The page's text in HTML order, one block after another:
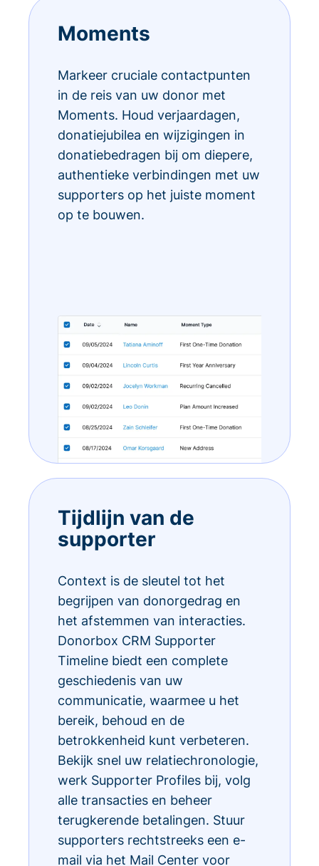
Moments
Markeer cruciale contactpunten
in de reis van uw donor met
Moments. Houd verjaardagen,
donatiejubilea en wijzigingen in
donatiebedragen bij om diepere,
authentieke verbindingen met uw
supporters op het juiste moment
op te bouwen.
Tijdlijn van de
supporter
Context is de sleutel tot het
begrijpen van donorgedrag en
het afstemmen van interacties.
Donorbox CRM Supporter
Timeline biedt een complete
geschiedenis van uw
communicatie, waarmee u het
bereik, behoud en de
betrokkenheid kunt verbeteren.
Bekijk snel uw relatiechronologie,
werk Supporter Profiles bij, volg
alle transacties en beheer
terugkerende betalingen. Stuur
supporters rechtstreeks een e-
mail via het Mail Center voor